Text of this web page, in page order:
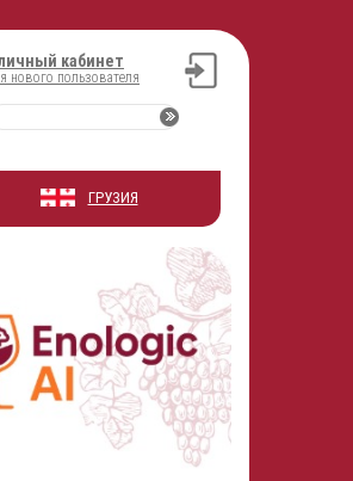
кабинет
нового пользователя
ГРУЗИЯ